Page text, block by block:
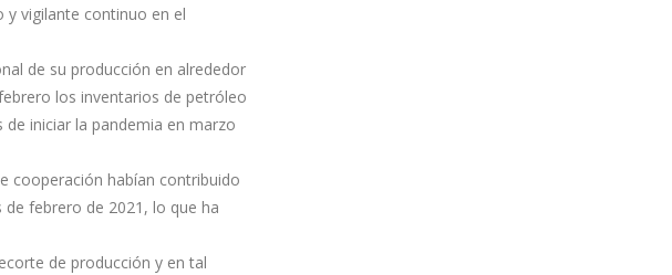
y vigilante continuo en el
de su producción en alrededor
los inventarios de petróleo
iniciar la pandemia en marzo
cooperación habían contribuido
febrero de 2021, lo que ha
de producción y en tal